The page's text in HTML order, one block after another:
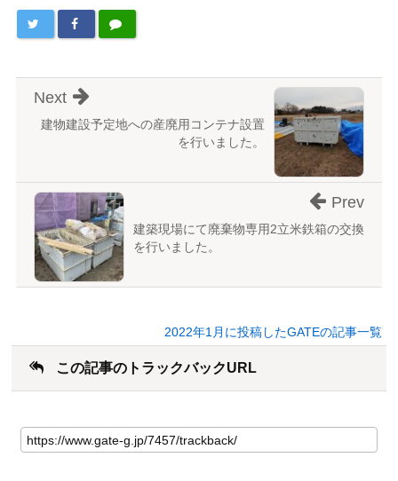
建物建設予定地への産廃用コンテナ設置
を行いました。
Next
建築現場にて廃棄物専用2立米鉄箱の交換
を行いました。
Prev
2022年1月に投稿したGATEの記事一覧
この記事のトラックバックURL
の
記